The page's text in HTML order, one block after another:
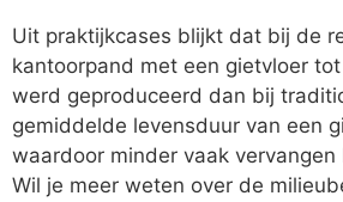
Uit praktijkcases blijkt dat bij de
kantoorpand met een gietvloer
werd geproduceerd dan bij
gemiddelde levensduur van een
waardoor minder vaak
Wil je meer weten over de